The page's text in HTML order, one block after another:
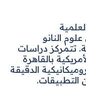
النانو
تتمركز دراسات
بالقاهرة
الدقيقة
.